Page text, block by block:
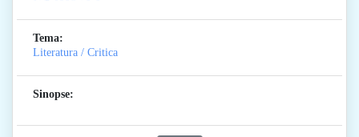
Tema:
Literatura / Critica
Sinopse: